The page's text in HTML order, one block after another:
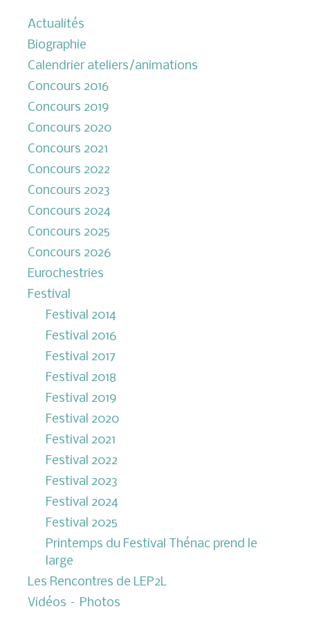
Actualités
Biographie
Calendrier ateliers/animations
Concours 2016
Concours 2019
Concours 2020
Concours 2021
Concours 2022
Concours 2023
Concours 2024
Concours 2025
Concours 2026
Eurochestries
Festival
Festival 2014
Festival 2016
Festival 2017
Festival 2018
Festival 2019
Festival 2020
Festival 2021
Festival 2022
Festival 2023
Festival 2024
Festival 2025
Printemps du Festival Thénac prend le
large
Les Rencontres de LEP2L
Vidéos – Photos